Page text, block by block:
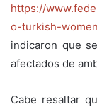
https://
o-turkish-
indicaron que
afectados de
Cabe resaltar